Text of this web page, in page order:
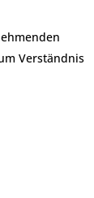
Verständnis